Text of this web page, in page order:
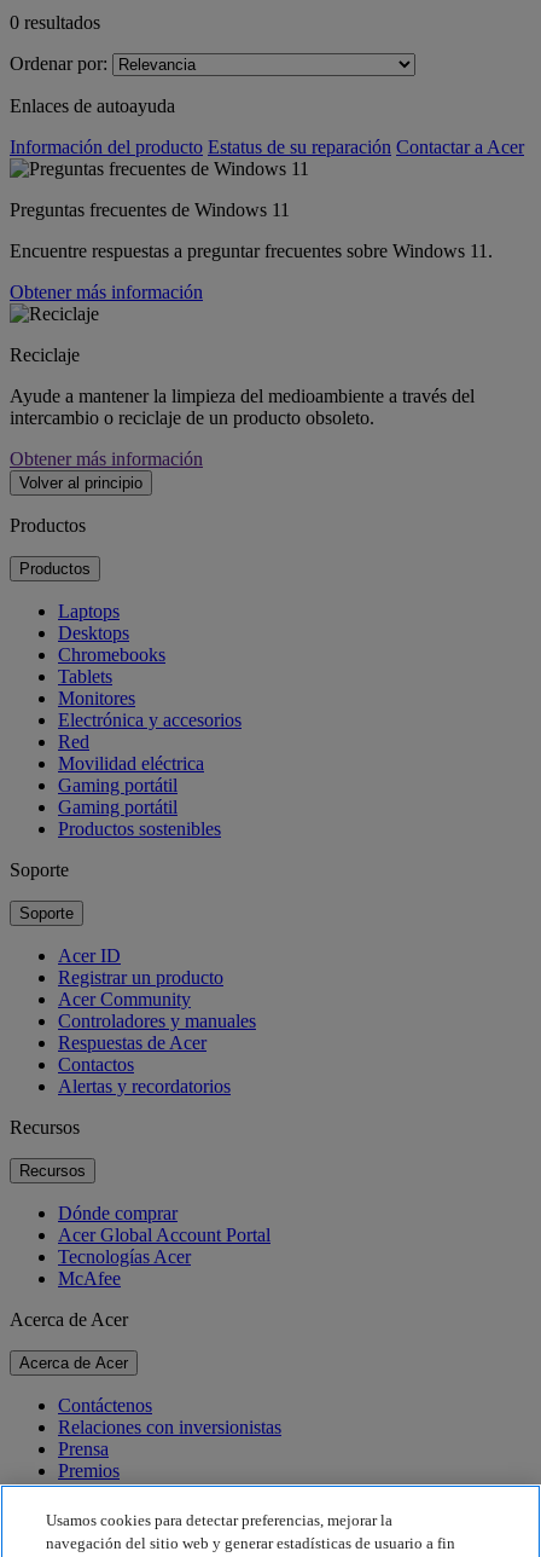
0 resultados
Ordenar por:
Enlaces de autoayuda
Información del producto Estatus de su reparación Contactar a Acer
Preguntas frecuentes de Windows 11
Encuentre respuestas a preguntar frecuentes sobre Windows 11.
Obtener más información
Reciclaje
Ayude a mantener la limpieza del medioambiente a través del
intercambio o reciclaje de un producto obsoleto.
Obtener más información
Volver al principio
Productos
Productos
Laptops
Desktops
Chromebooks
Tablets
Monitores
Electrónica y accesorios
Red
Movilidad eléctrica
Gaming portátil
Gaming portátil
Productos sostenibles
Soporte
Soporte
Acer ID
Registrar un producto
Acer Community
Controladores y manuales
Respuestas de Acer
Contactos
Alertas y recordatorios
Recursos
Recursos
Dónde comprar
Acer Global Account Portal
Tecnologías Acer
McAfee
Acerca de Acer
Acerca de Acer
Contáctenos
Relaciones con inversionistas
Prensa
Premios
Eventos
Sostenibilidad
Usamos cookies para detectar preferencias, mejorar la
navegación del sitio web y generar estadísticas de usuario a fin